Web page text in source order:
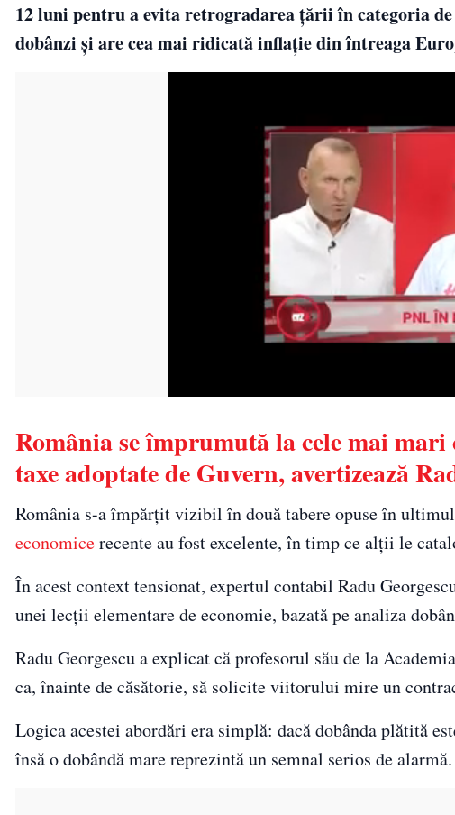
12 luni pentru a evita retrogradarea țării în categoria
dobânzi și are cea mai ridicată inflație din întreaga
România se împrumută la cele mai
taxe adoptate de Guvern, avertizează
România s-a împărțit vizibil în două tabere opuse în
economicerecente au fost excelente, în timp ce alții le
În acest context tensionat, expertul contabil Radu
unei lecții elementare de economie, bazată pe analiza
Radu Georgescu a explicat că profesorul său de la
ca, înainte de căsătorie, să solicite viitorului mire un
Logica acestei abordări era simplă: dacă dobânda plătită
însă o dobândă mare reprezintă un semnal serios de alarmă.